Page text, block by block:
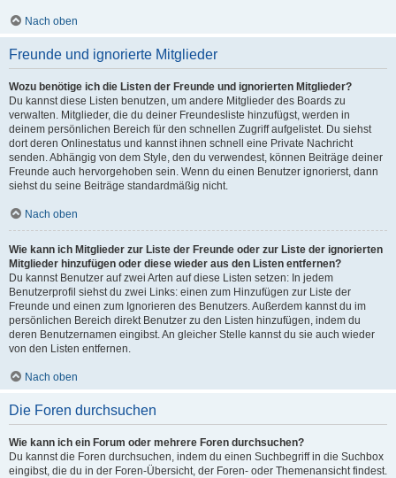
Nach oben
Freunde und ignorierte Mitglieder
Wozu benötige ich die Listen der Freunde und ignorierten Mitglieder?
Du kannst diese Listen benutzen, um andere Mitglieder des Boards zu
verwalten. Mitglieder, die du deiner Freundesliste hinzufügst, werden in
deinem persönlichen Bereich für den schnellen Zugriff aufgelistet. Du siehst
dort deren Onlinestatus und kannst ihnen schnell eine Private Nachricht
senden. Abhängig von dem Style, den du verwendest, können Beiträge deiner
Freunde auch hervorgehoben sein. Wenn du einen Benutzer ignorierst, dann
siehst du seine Beiträge standardmäßig nicht.
Nach oben
Wie kann ich Mitglieder zur Liste der Freunde oder zur Liste der ignorierten
Mitglieder hinzufügen oder diese wieder aus den Listen entfernen?
Du kannst Benutzer auf zwei Arten auf diese Listen setzen: In jedem
Benutzerprofil siehst du zwei Links: einen zum Hinzufügen zur Liste der
Freunde und einen zum Ignorieren des Benutzers. Außerdem kannst du im
persönlichen Bereich direkt Benutzer zu den Listen hinzufügen, indem du
deren Benutzernamen eingibst. An gleicher Stelle kannst du sie auch wieder
von den Listen entfernen.
Nach oben
Die Foren durchsuchen
Wie kann ich ein Forum oder mehrere Foren durchsuchen?
Du kannst die Foren durchsuchen, indem du einen Suchbegriff in die Suchbox
eingibst, die du in der Foren-Übersicht, der Foren- oder Themenansicht findest.